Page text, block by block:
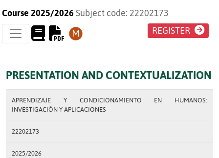
Course 2025/2026 Subject code: 22202173
REGISTER
PRESENTATION AND CONTEXTUALIZATION
APRENDIZAJE Y CONDICIONAMIENTO EN HUMANOS:
INVESTIGACIÓN Y APLICACIONES
22202173
2025/2026